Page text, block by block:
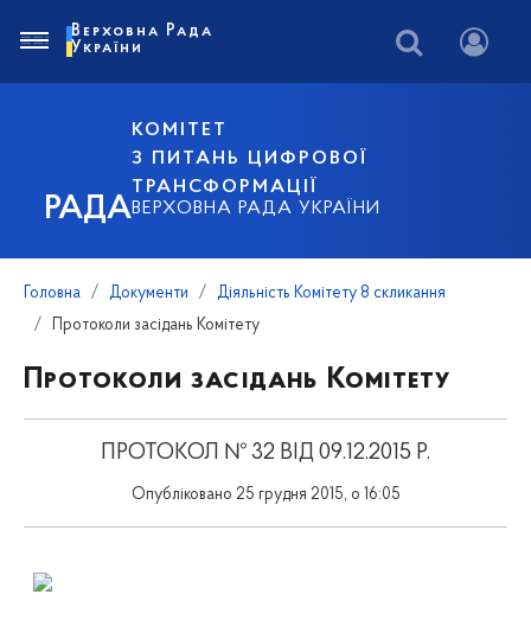
РАДА
КОМІТЕТ
З ПИТАНЬ ЦИФРОВОЇ
ТРАНСФОРМАЦІЇ
ВЕРХОВНА РАДА УКРАЇНИ
Верховна Рада
України
Головна Документи
Діяльність Комітету 8 скликання
Протоколи засідань Комітету
Протоколи засідань Комітету
ПРОТОКОЛ № 32 ВІД 09.12.2015 Р.
Опубліковано 25 грудня 2015, о 16:05